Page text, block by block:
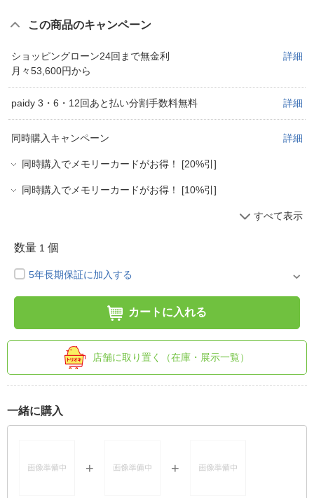
この商品のキャンペーン
ショッピングローン24回まで無金利
月々53,600円から
詳細
paidy 3・6・12回あと払い分割手数料無料 詳細
同時購入キャンペーン 詳細
同時購入でメモリーカードがお得！ [20%引]
同時購入でメモリーカードがお得！ [10%引]
すべて表示
数量 1 個
5年長期保証に加入する
カートに入れる
店舗に取り置く（在庫・展示一覧）
一緒に購入